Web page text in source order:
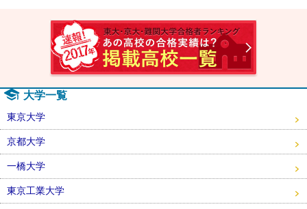
大学一覧
東京大学
京都大学
一橋大学
東京工業大学